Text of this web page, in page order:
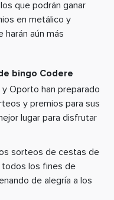
que podrán ganar
en metálico y
aún más
bingo Codere
y Oporto han preparado
y premios para sus
lugar para disfrutar
sorteos de cestas de
todos los fines de
de alegría a los